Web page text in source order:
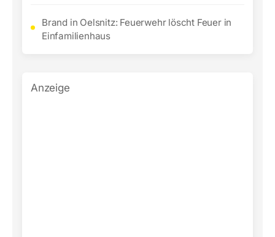
Brand in Oelsnitz: Feuerwehr löscht Feuer in
Einfamilienhaus
Anzeige